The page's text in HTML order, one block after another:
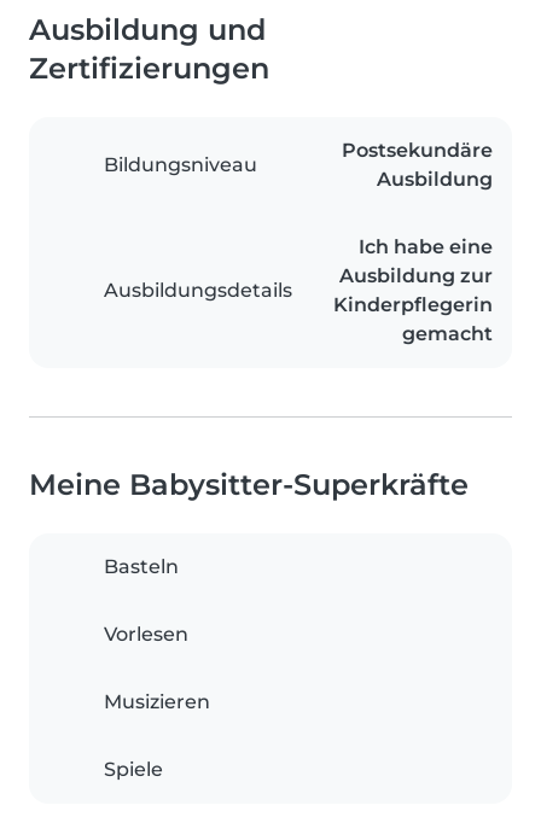
Ausbildung und
Zertifizierungen
Bildungsniveau
Postsekundäre
Ausbildung
Ausbildungsdetails
Ich habe eine
Ausbildung zur
Kinderpflegerin
gemacht
Meine Babysitter-Superkräfte
Basteln
Vorlesen
Musizieren
Spiele